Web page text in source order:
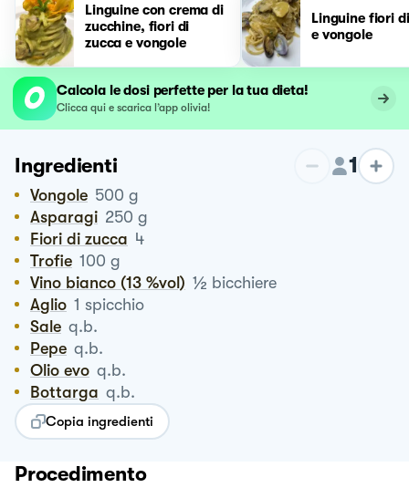
Linguine con crema di
zucchine, fiori di
zucca e vongole
Linguine fiori
e vongole
Calcola le dosi perfette per la tua dieta!
Clicca qui e scarica l’app olivia!
Ingredienti 1
Vongole 500 g
Asparagi 250 g
Fiori di zucca 4
Trofie 100 g
Vino bianco (13 %vol) ½ bicchiere
Aglio 1 spicchio
Sale q.b.
Pepe q.b.
Olio evo q.b.
Bottarga q.b.
Copia ingredienti
Procedimento